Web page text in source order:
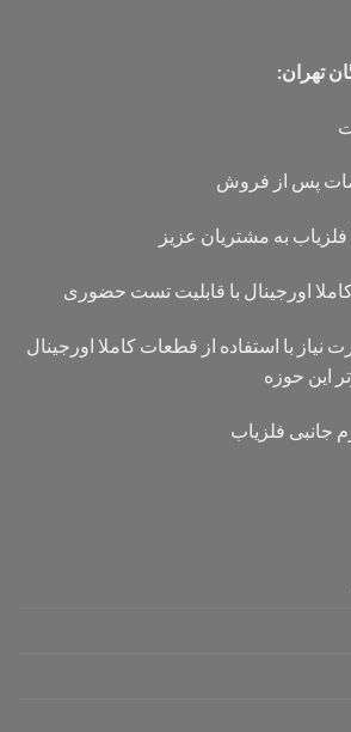
تهران:
فلزیاب به مشتریان عزیز
اورجینال با قابلیت تست حضوری
نیاز با استفاده از قطعات کاملا اورجینال
این حوزه
جانبی فلزیاب